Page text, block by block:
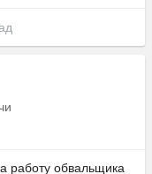
работу обвальщика